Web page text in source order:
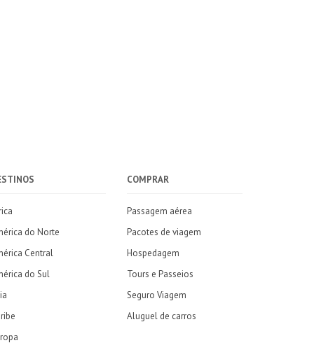
do Norte
Central
do Sul
COMPRAR
Passagem aérea
Pacotes de viagem
Hospedagem
Tours e Passeios
Seguro Viagem
Aluguel de carros